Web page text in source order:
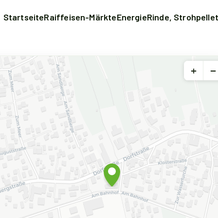
StartseiteRaiffeisen-MärkteEnergieRinde,
+ −